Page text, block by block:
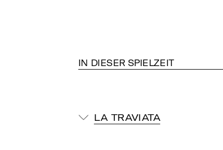
IN DIESER SPIELZEIT
LA TRAVIATA